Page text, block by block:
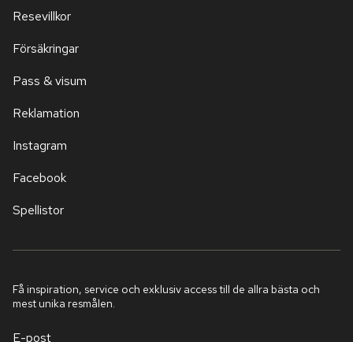
Resevillkor
Försäkringar
Pass & visum
Reklamation
Instagram
Facebook
Spellistor
Få inspiration, service och exklusiv access till de allra bästa och
mest unika resmålen.
E-post